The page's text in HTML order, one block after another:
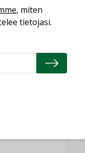
, miten
tietojasi.